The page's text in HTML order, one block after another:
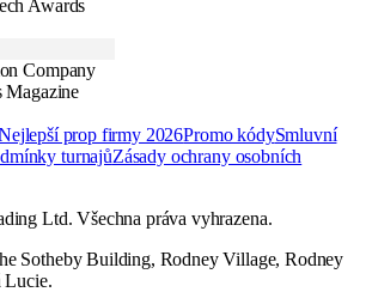
Awards
Company
Magazine
prop firmy 2026Promo kódySmluvní
turnajůZásady ochrany osobních
Ltd. Všechna práva vyhrazena.
Sotheby Building, Rodney Village, Rodney
Lucie.